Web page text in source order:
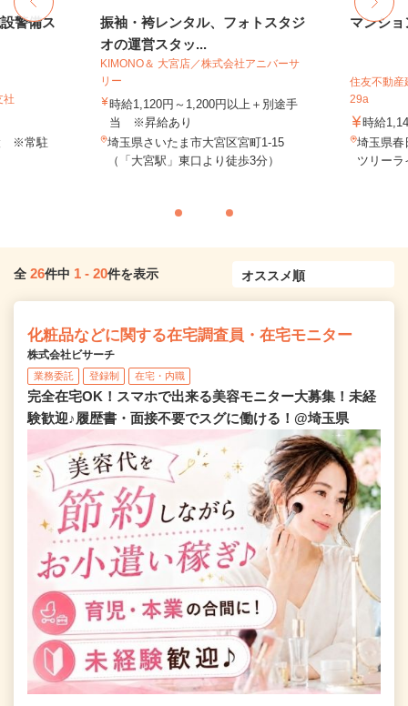
警備ス
社
※常駐
振袖・袴レンタル、フォトスタジ
オの運営スタッ...
KIMONO＆ 大宮店／株式会社アニバーサ
リー
時給1,120円～1,200円以上＋別途手
当 ※昇給あり
埼玉県さいたま市大宮区宮町1-15
（「大宮駅」東口より徒歩3分）
マンシ
住友不動産
29a
時給
埼玉県春
ツリー
全 26件中 1 - 20件を表示
化粧品などに関する在宅調査員・在宅モニター
株式会社ビサーチ
業務委託 登録制 在宅・内職
完全在宅OK！スマホで出来る美容モニター大募集！未経
験歓迎♪履歴書・面接不要でスグに働ける！@埼玉県